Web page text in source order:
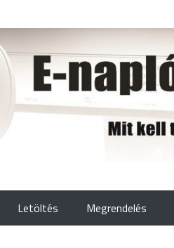
Letöltés Megrendelés